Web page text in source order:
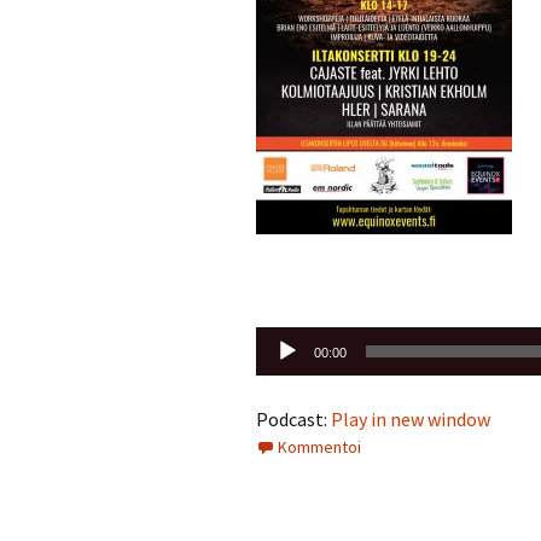
Äänitoistin
00:00
Podcast: Play in new window
Kommentoi